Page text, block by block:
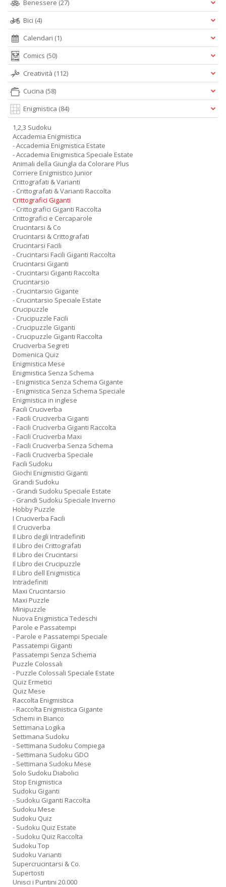
Benessere (27)
Bici (4)
Calendari (1)
Comics (50)
Creatività (112)
Cucina (58)
Enigmistica (84)
1,2,3 Sudoku
Accademia Enigmistica
- Accademia Enigmistica Estate
- Accademia Enigmistica Speciale Estate
Animali della Giungla da Colorare Plus
Corriere Enigmistico Junior
Crittografati & Varianti
- Crittografati & Varianti Raccolta
Crittografici Giganti
- Crittografici Giganti Raccolta
Crittografici e Cercaparole
Crucintarsi & Co
Crucintarsi & Crittografati
Crucintarsi Facili
- Crucintarsi Facili Giganti Raccolta
Crucintarsi Giganti
- Crucintarsi Giganti Raccolta
Crucintarsio
- Crucintarsio Gigante
- Crucintarsio Speciale Estate
Crucipuzzle
- Crucipuzzle Facili
- Crucipuzzle Giganti
- Crucipuzzle Giganti Raccolta
Cruciverba Segreti
Domenica Quiz
Enigmistica Mese
Enigmistica Senza Schema
- Enigmistica Senza Schema Gigante
- Enigmistica Senza Schema Speciale
Enigmistica in inglese
Facili Cruciverba
- Facili Cruciverba Giganti
- Facili Cruciverba Giganti Raccolta
- Facili Cruciverba Maxi
- Facili Cruciverba Senza Schema
- Facili Cruciverba Speciale
Facili Sudoku
Giochi Enigmistici Giganti
Grandi Sudoku
- Grandi Sudoku Speciale Estate
- Grandi Sudoku Speciale Inverno
Hobby Puzzle
I Cruciverba Facili
Il Cruciverba
Il Libro degli Intradefiniti
Il Libro dei Crittografati
Il Libro dei Crucintarsi
Il Libro dei Crucipuzzle
Il Libro dell Enigmistica
Intradefiniti
Maxi Crucintarsio
Maxi Puzzle
Minipuzzle
Nuova Enigmistica Tedeschi
Parole e Passatempi
- Parole e Passatempi Speciale
Passatempi Giganti
Passatempi Senza Schema
Puzzle Colossali
- Puzzle Colossali Speciale Estate
Quiz Ermetici
Quiz Mese
Raccolta Enigmistica
- Raccolta Enigmistica Gigante
Schemi in Bianco
Settimana Logika
Settimana Sudoku
- Settimana Sudoku Compiega
- Settimana Sudoku GDO
- Settimana Sudoku Mese
Solo Sudoku Diabolici
Stop Enigmistica
Sudoku Giganti
- Sudoku Giganti Raccolta
Sudoku Mese
Sudoku Quiz
- Sudoku Quiz Estate
- Sudoku Quiz Raccolta
Sudoku Top
Sudoku Varianti
Supercrucintarsi & Co.
Supertosti
Unisci i Puntini 20.000